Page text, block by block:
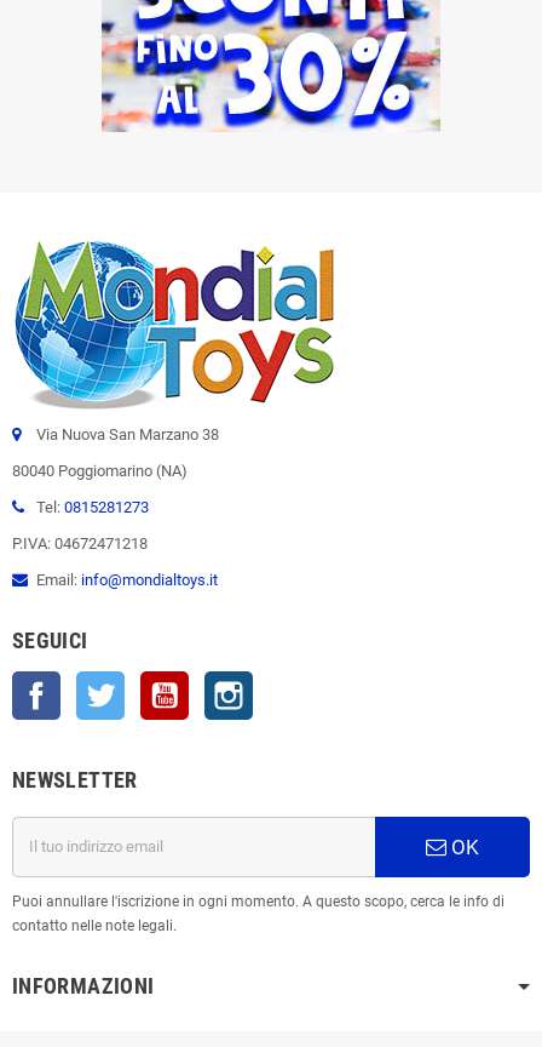
Via Nuova San Marzano 38
80040 Poggiomarino (NA)
Tel: 0815281273
P.IVA: 04672471218
Email: info@mondialtoys.it
SEGUICI
Facebook Twitter YouTube
NEWSLETTER
OK
Puoi annullare l'iscrizione in ogni momento. A questo scopo, cerca le info di
contatto nelle note legali.
INFORMAZIONI